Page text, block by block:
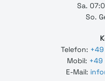
Sa.
So.
Telefon:
Mobil: +49
E-Mail: